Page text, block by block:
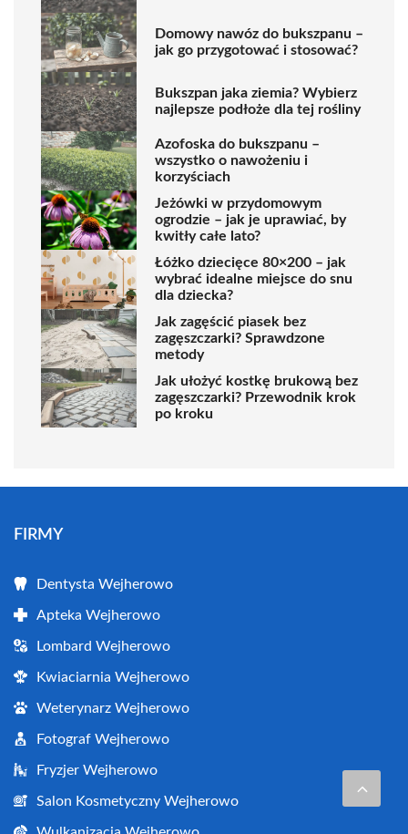
Domowy nawóz do bukszpanu –
jak go przygotować i stosować?
Bukszpan jaka ziemia? Wybierz
najlepsze podłoże dla tej rośliny
Azofoska do bukszpanu –
wszystko o nawożeniu i
korzyściach
Jeżówki w przydomowym
ogrodzie – jak je uprawiać, by
kwitły całe lato?
Łóżko dziecięce 80×200 – jak
wybrać idealne miejsce do snu
dla dziecka?
Jak zagęścić piasek bez
zagęszczarki? Sprawdzone
metody
Jak ułożyć kostkę brukową bez
zagęszczarki? Przewodnik krok
po kroku
FIRMY
Dentysta Wejherowo
Apteka Wejherowo
Lombard Wejherowo
Kwiaciarnia Wejherowo
Weterynarz Wejherowo
Fotograf Wejherowo
Fryzjer Wejherowo
Salon Kosmetyczny Wejherowo